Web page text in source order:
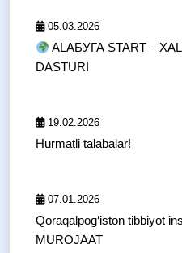
05.03.2026
ALAБУГА START –
DASTURI
19.02.2026
Hurmatli talabalar!
07.01.2026
Qoraqalpog‘iston tibbiyot
MUROJAAT